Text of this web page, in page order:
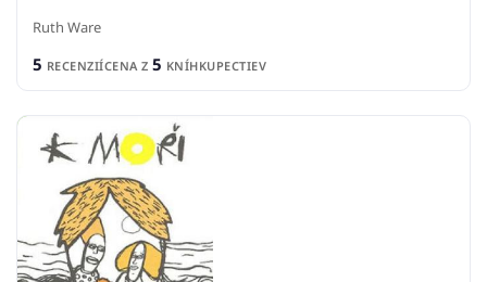
Ruth Ware
5 RECENZIÍCENA Z 5 KNÍHKUPECTIEV